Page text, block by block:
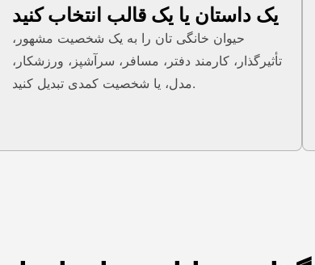
یک داستان یا یک قالب انتخاب کنید
حیوان خانگی تان را به یک شخصیت مشهور،
تأثیرگذار، کارمند دفتر، مسافر، سرآشپز، ورزشکار،
مدل، یا شخصیت کمدی تبدیل کنید.